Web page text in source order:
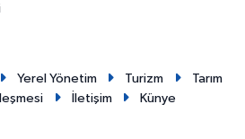
Yerel Yönetim Turizm
Tarım
İletişim Künye